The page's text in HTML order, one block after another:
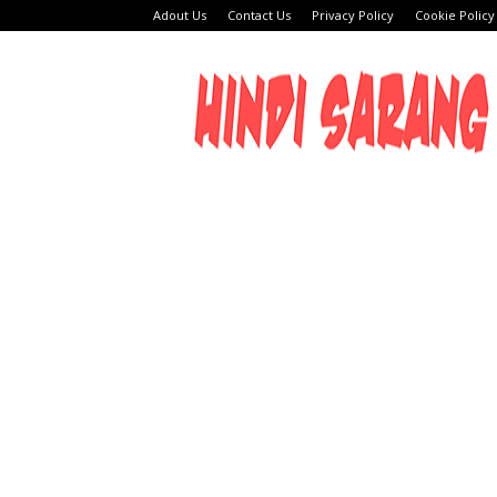
Adout Us Contact Us Privacy Policy Cookie Policy
HINDI
SARANG